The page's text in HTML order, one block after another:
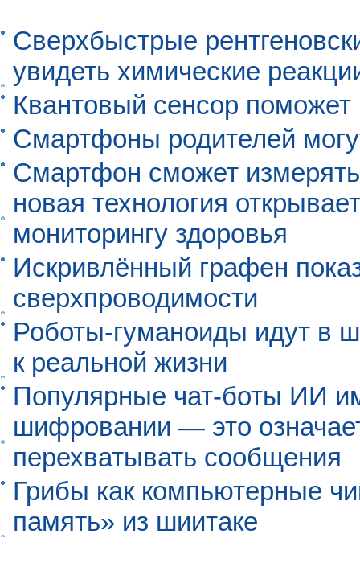
Сверхбыстрые
увидеть химические
Квантовый сенсор
Смартфоны родителей
Смартфон сможет
новая технология
мониторингу здоровья
Искривлённый графен
сверхпроводимости
Роботы-гуманоиды идут в
к реальной жизни
Популярные чат-боты ИИ
шифровании — это
перехватывать сообщения
Грибы как компьютерные
память» из шиитаке